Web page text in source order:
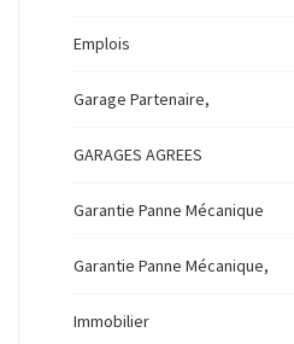
Emplois
Garage Partenaire,
GARAGES AGREES
Garantie Panne Mécanique
Garantie Panne Mécanique,
Immobilier